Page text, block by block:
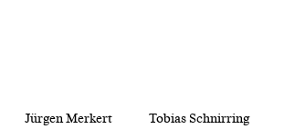
Jürgen Merkert Tobias Schnirring